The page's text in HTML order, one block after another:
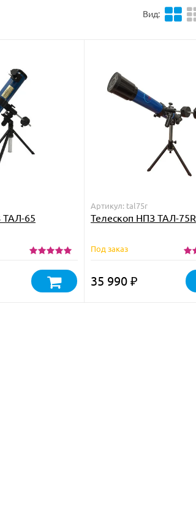
Вид:
ТАЛ-65
Артикул: tal75r
Телескоп НПЗ ТАЛ-75R
Под заказ
35 990 ₽